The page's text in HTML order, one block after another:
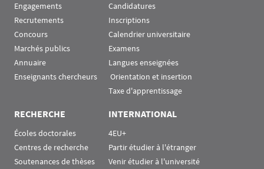
Engagements
Recrutements
Concours
Marchés publics
Annuaire
Enseignants chercheurs
Candidatures
Inscriptions
Calendrier universitaire
Examens
Langues enseignées
Orientation et insertion
Taxe d'apprentissage
RECHERCHE
Écoles doctorales
Centres de recherche
Soutenances de thèses
INTERNATIONAL
4EU+
Partir étudier à l'étranger
Venir étudier à l'université